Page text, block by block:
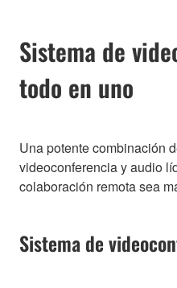
Sistema de
todo en uno
Una potente combinación
videoconferencia y audio
colaboración remota sea
Sistema de